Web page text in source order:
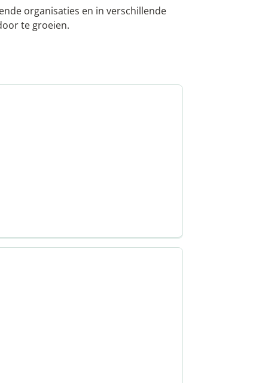
organisaties en in verschillende
te groeien.